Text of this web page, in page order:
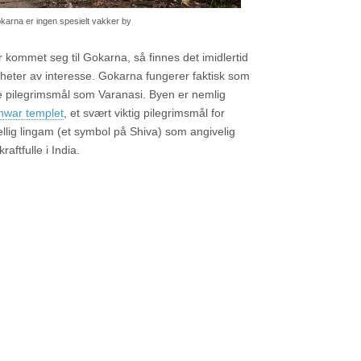
er ingen spesielt vakker by
seg til Gokarna, så finnes det imidlertid
av interesse. Gokarna fungerer faktisk som
som Varanasi. Byen er nemlig
templet, et svært viktig pilegrimsmål for
lingam (et symbol på Shiva) som angivelig
i India.